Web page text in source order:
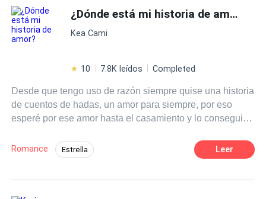
hielo
deba olvidarse de ella?.
Universo Alterno Giro Argumental ¿Dónde está mi historia de amor?
Kea Cami
10 7.8K leídos Completed
Desde que tengo uso de razón siempre quise una historia
de cuentos de hadas, un amor para siempre, por eso
esperé por ese amor hasta el casamiento y lo consegui.
Echeverria y yo no creo más en las historias de amor.
Romance Estrella Leer